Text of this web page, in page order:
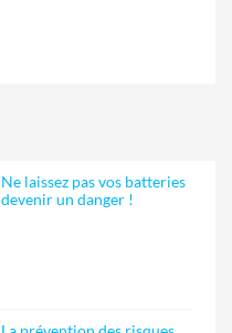
Ne laissez pas vos batteries
devenir un danger !